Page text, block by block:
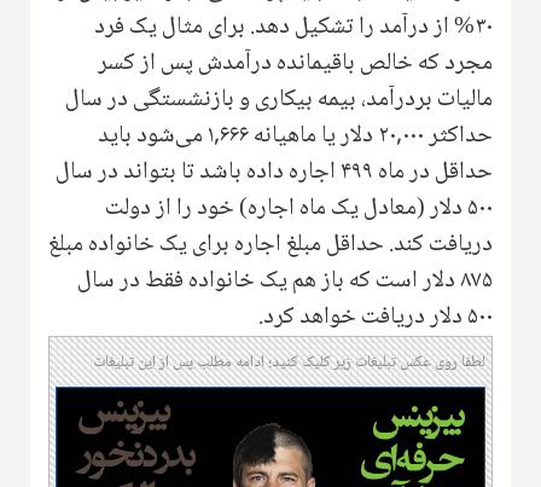
۳۰% از درآمد را تشکیل دهد. برای مثال یک فرد
مجرد که خالص باقیمانده درآمدش پس از کسر
مالیات بردرآمد، بیمه بیکاری و بازنشستگی در سال
حداکثر ۲۰,۰۰۰ دلار یا ماهیانه ۱,۶۶۶ می‌شود باید
حداقل در ماه ۴۹۹ اجاره داده باشد تا بتواند در سال
۵۰۰ دلار (معادل یک ماه اجاره) خود را از دولت
دریافت کند. حداقل مبلغ اجاره برای یک خانواده مبلغ
۸۷۵ دلار است که باز هم یک خانواده فقط در سال
۵۰۰ دلار دریافت خواهد کرد.
لطفا روی عکس تبلیغات زیر کلیک کنید؛ ادامه مطلب پس از این تبلیغات